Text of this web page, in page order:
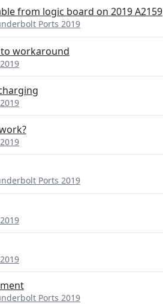
from logic board on 2019 A2159
Ports 2019
workaround
Ports 2019
Ports 2019